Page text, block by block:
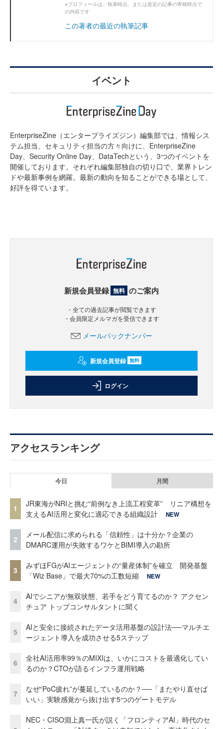
※プロフィールは、執筆時点、または直近の記事の寄稿時点で
の内容です
この著者の最近の執筆記事
イベント
EnterpriseZine（エンタープライズジン）編集部では、情報シス
テム担当、セキュリティ担当の方々向けに、EnterpriseZine
Day、Security Online Day、DataTechという、3つのイベントを
開催しております。それぞれ編集部独自の切り口で、業界トレン
ドや最新事例を網羅。最新の動向を知ることができる場として、
好評を得ています。
新規会員登録 無料 のご案内
・全ての過去記事が閲覧できます
・会員限定メルマガを受信できます
メールバックナンバー
新規会員登録 無料
ログイン
アクセスランキング
今日 月間
1
JR東海がNRIと挑む“前例なき上流工程変革” リニア構想を
支えるAI活用と変化に適応できる組織設計
NEW
2
メール配信に求められる「信頼性」は十分か？企業の
DMARC運用が失敗するワケとBIMI導入の勘所
3
みずほFGがAIエージェントの“量産体制”を確立 開発基盤
「Wiz Base」で最大70%の工数短縮
NEW
4
AIでシニアが無双状態、若手をどう育てるのか？ アクセン
チュア トップコンサルタントに聞く
5
AIと安全に接続されたデータ活用基盤の設計法──マルチエ
ージェント導入を成功させる5ステップ
6
全社AI活用率99％のMIXIは、いかにコストを最適化してい
るのか？CTOが語るインフラ運用戦略
7
なぜ“PoC疲れ”が蔓延しているのか？──「またやり直せば
いい」実験感覚から抜け出す5つのゲートモデル
NEC・CISO淵上真一氏が説く「フロンティアAI」時代のセ